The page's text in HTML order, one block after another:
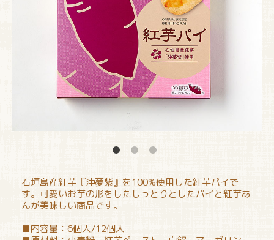
石垣島産紅芋『沖夢紫』を100%使用した紅芋パイで
す。可愛いお芋の形をしたしっとりとしたパイと紅芋あ
んが美味しい商品です。
■内容量：6個入/12個入